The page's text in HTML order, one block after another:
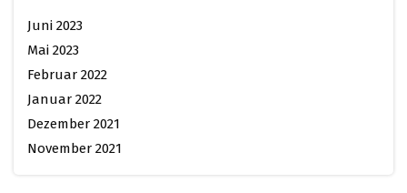
Juni 2023
Mai 2023
Februar 2022
Januar 2022
Dezember 2021
November 2021